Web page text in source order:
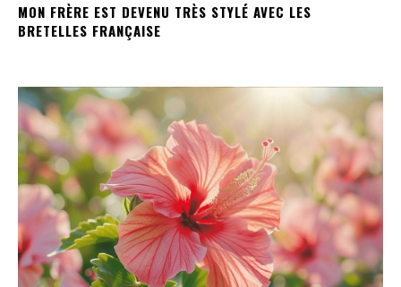
MON FRÈRE EST DEVENU TRÈS STYLÉ AVEC LES
BRETELLES FRANÇAISE